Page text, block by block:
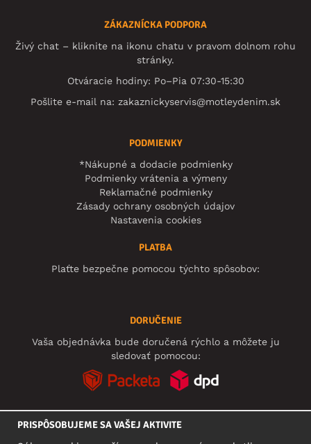
ZÁKAZNÍCKA PODPORA
Živý chat – kliknite na ikonu chatu v pravom dolnom rohu
stránky.
Otváracie hodiny: Po–Pia 07:30-15:30
Pošlite e-mail na: zakaznickyservis@motleydenim.sk
PODMIENKY
*Nákupné a dodacie podmienky
Podmienky vrátenia a výmeny
Reklamačné podmienky
Zásady ochrany osobných údajov
Nastavenia cookies
PLATBA
Plaťte bezpečne pomocou týchto spôsobov:
DORUČENIE
Vaša objednávka bude doručená rýchlo a môžete ju
sledovať pomocou:
PRISPÔSOBUJEME SA VAŠEJ AKTIVITE